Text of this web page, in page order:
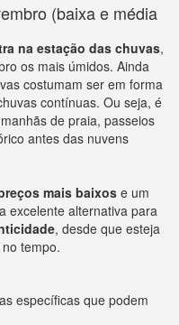
(baixa e média
na estação das chuvas,
os mais úmidos. Ainda
costumam ser em forma
contínuas. Ou seja, é
de praia, passeios
antes das nuvens
mais baixose um
excelente alternativa para
, desde que esteja
tempo.
específicas que podem